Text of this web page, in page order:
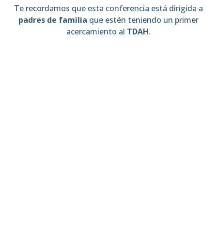
Te recordamos que esta conferencia está dirigida a
padres de familia que estén teniendo un primer
acercamiento al TDAH.